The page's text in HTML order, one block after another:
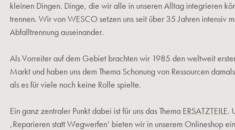
kleinen Dingen. Dinge, die wir alle in unseren Alltag integrieren
trennen. Wir von WESCO setzen uns seit über 35 Jahren intensiv
Abfalltrennung auseinander.
Als Vorreiter auf dem Gebiet brachten wir 1985 den weltweit
Markt und haben uns dem Thema Schonung von Ressourcen
als es für viele noch keine Rolle spielte.
Ein ganz zentraler Punkt dabei ist für uns das Thema ERSATZTEILE.
‚Reparieren statt Wegwerfen‘ bieten wir in unserem Onlineshop